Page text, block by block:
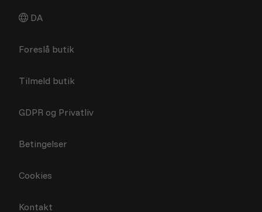
DA
Foreslå butik
Tilmeld butik
GDPR og Privatliv
Betingelser
Cookies
Kontakt